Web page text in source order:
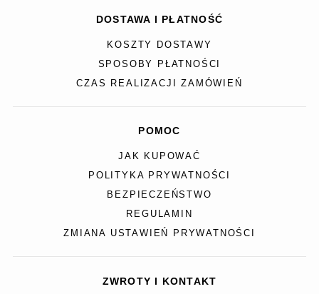
DOSTAWA I PŁATNOŚĆ
KOSZTY DOSTAWY
SPOSOBY PŁATNOŚCI
CZAS REALIZACJI ZAMÓWIEŃ
POMOC
JAK KUPOWAĆ
POLITYKA PRYWATNOŚCI
BEZPIECZEŃSTWO
REGULAMIN
ZMIANA USTAWIEŃ PRYWATNOŚCI
ZWROTY I KONTAKT